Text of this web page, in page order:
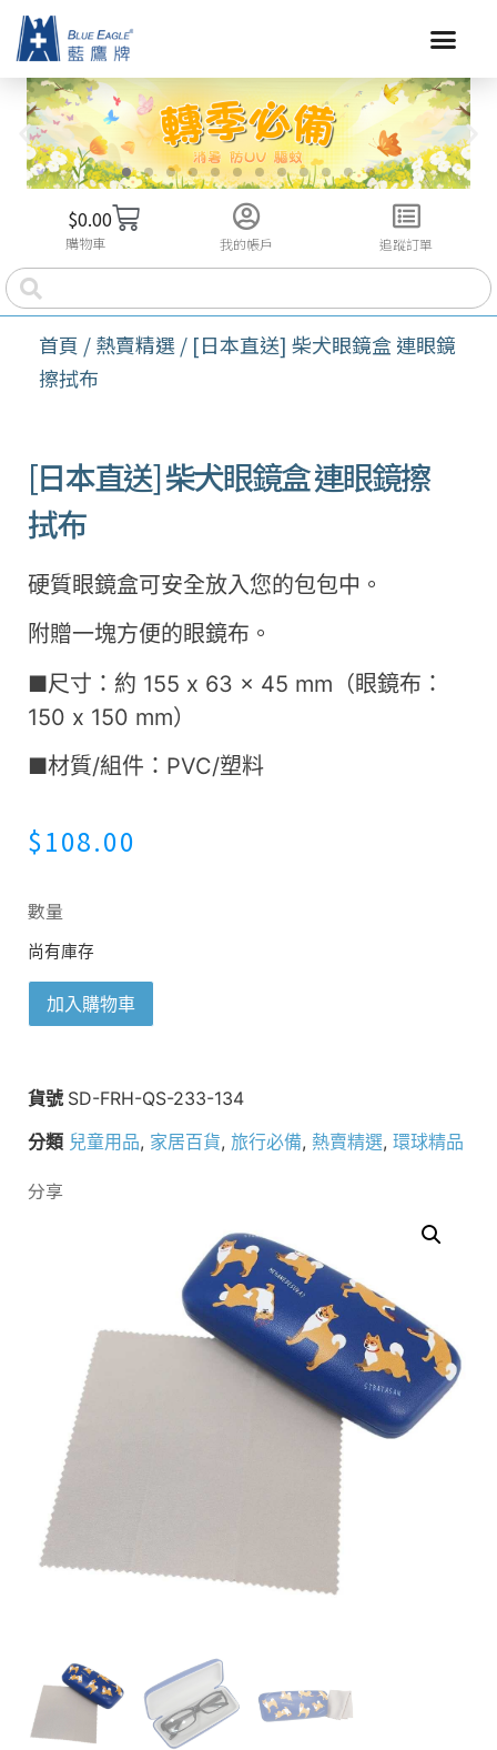
$0.00
購物車 我的帳戶 追蹤訂單
首頁 /熱賣精選 / [日本直送] 柴犬眼鏡盒 連眼鏡
擦拭布
[日本直送] 柴犬眼鏡盒 連眼鏡擦
拭布
硬質眼鏡盒可安全放入您的包包中。
附贈一塊方便的眼鏡布。
■尺寸：約 155 x 63 x 45 mm（眼鏡布：
150 x 150 mm）
■材質/組件：PVC/塑料
$108.00
數量
尚有庫存
加入購物車
貨號 SD-FRH-QS-233-134
分類 兒童用品, 家居百貨, 旅行必備, 熱賣精選, 環球精品
分享